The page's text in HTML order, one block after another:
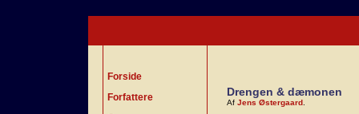
Forside
Forfattere
Drengen & dæmonen
Af Jens Østergaard